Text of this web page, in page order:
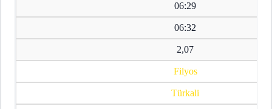
06:29
06:32
2,07
Filyos
Türkali